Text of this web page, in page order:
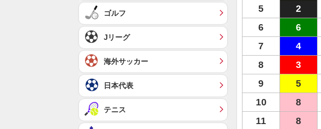
5
2
6
6
7
4
8
3
9
5
10
8
11
8
ゴルフ
Jリーグ
海外サッカー
日本代表
テニス